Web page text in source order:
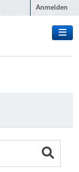
Anmelden